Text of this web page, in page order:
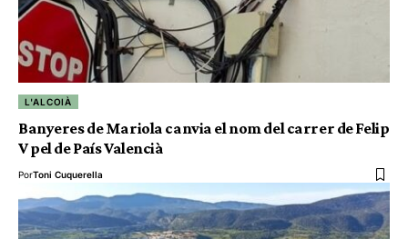
L'ALCOIÀ
Banyeres de Mariola canvia el nom del carrer de Felip
V pel de País Valencià
PorToni Cuquerella